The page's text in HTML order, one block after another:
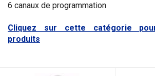
6 canaux de programmation
Cliquez sur cette catégorie
produits